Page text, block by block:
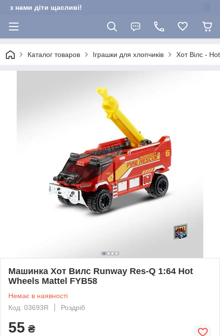
з нами діти щасливі!
Каталог товаров Іграшки для хлопчиків Хот Вілс -
Машинка Хот Вилс Runway Res-Q 1:64 Hot
Wheels Mattel FYB58
Немає в наявності
Код: 03693R
Роздріб
55 ₴